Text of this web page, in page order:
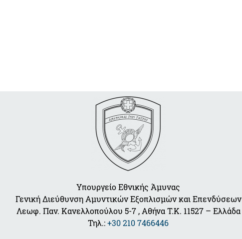
Υπουργείο Εθνικής Άμυνας
Γενική Διεύθυνση Αμυντικών Εξοπλισμών και Επενδύσεων
Λεωφ. Παν. Κανελλοπούλου 5-7 , Αθήνα Τ.Κ. 11527 – Ελλάδα
Τηλ.:+30 210 7466446